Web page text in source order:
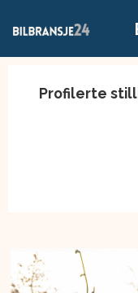
Profilerte